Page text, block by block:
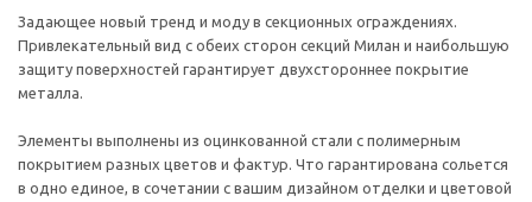
Задающее новый тренд и моду в секционных ограждениях.
Привлекательный вид с обеих сторон секций Милан и наибольшую
защиту поверхностей гарантирует двухстороннее покрытие
металла.
Элементы выполнены из оцинкованной стали с полимерным
покрытием разных цветов и фактур. Что гарантирована сольется
в одно единое, в сочетании с вашим дизайном отделки и цветовой